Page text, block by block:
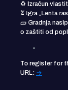
♻️ Izračun
⏳ Igra „Lenta
🧱 Gradnja
o zaštiti od
To register for
URL: →